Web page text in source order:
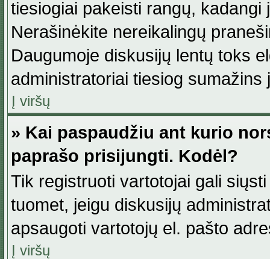
tiesiogiai pakeisti rangų,
Nerašinėkite nereikalingų
Daugumoje diskusijų lentų toks
administratoriai tiesiog
Į viršų
» Kai paspaudžiu ant kurio
paprašo prisijungti. Kodėl?
Tik registruoti vartotojai gali
tuomet, jeigu diskusijų
apsaugoti vartotojų el. pašto
Į viršų